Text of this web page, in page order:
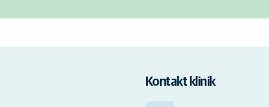
Kontakt klinik